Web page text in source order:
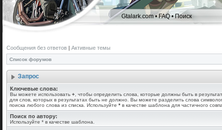
Gtalark.com •FAQ•Поиск
Сообщения без ответов | Активные темы
Список форумов
Запрос
Ключевые слова:
Вы можете использовать + , чтобы определить слова, которые должны быть в
для слов, которых в результатах быть не должно. Вы можете разделить слова
поиска любого слова из списка. Используйте * в качестве шаблона для частичного
Поиск по автору:
Используйте * в качестве шаблона.